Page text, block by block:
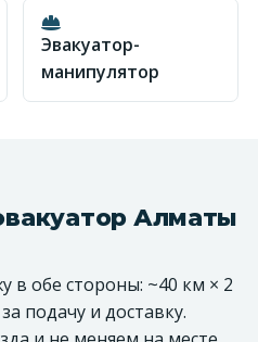
Эвакуатор-
манипулятор
Алматы
в обе стороны: ~40 км × 2
за подачу и доставку.